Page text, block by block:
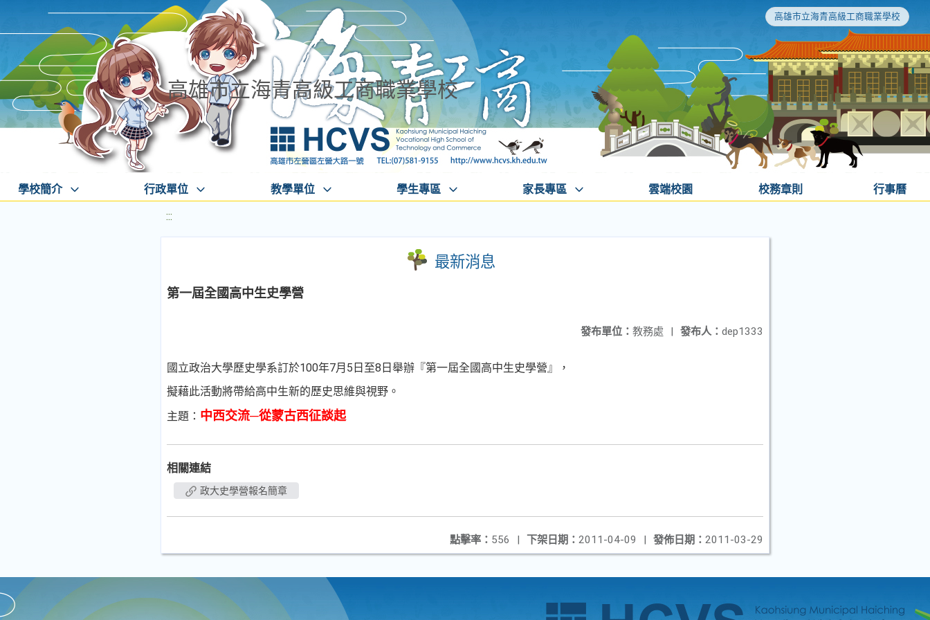
高雄市立海青高級工商職業學校
高雄市立海青高級工商職業學校
學校簡介 行政單位 教學單位 學生專區 家長專區 雲端校園 校務章則 行事曆
:::
最新消息
第一屆全國高中生史學營
發布人： dep1333
發布單位： 教務處 |
國立政治大學歷史學系訂於100年7月5日至8日舉辦『第一屆全國高中生史學營』，
擬藉此活動將帶給高中生新的歷史思維與視野。
主題： 中西交流─從蒙古西征談起
相關連結
政大史學營報名簡章
發佈日期： 2011-03-29
下架日期： 2011-04-09 |
點擊率： 556 |